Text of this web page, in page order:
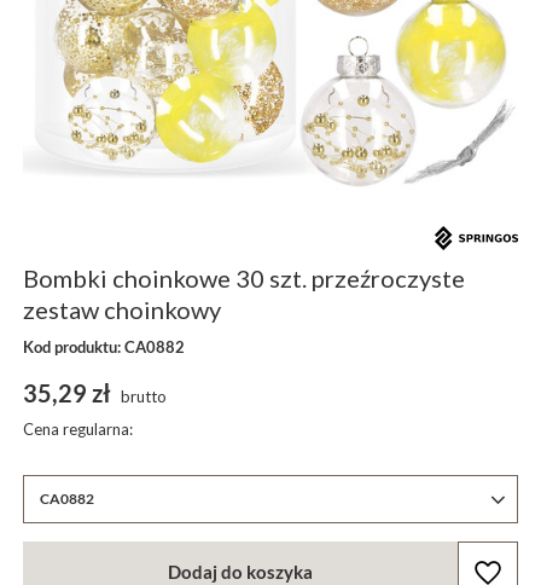
Bombki choinkowe 30 szt. przeźroczyste
zestaw choinkowy
Kod produktu: CA0882
CA0882
35,29 zł brutto
Cena regularna:
Dodaj do koszyka